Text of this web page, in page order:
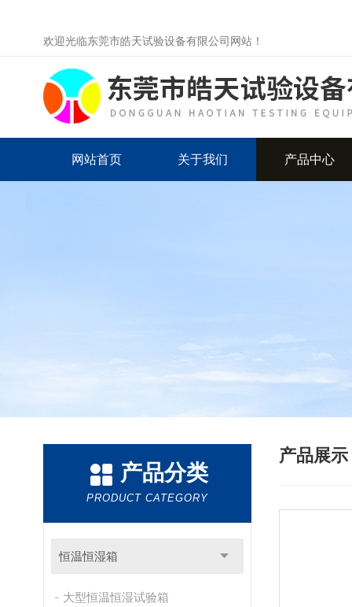
欢迎光临东莞市皓天试验设备有限公司网站！
网站首页 关于我们 产品中心
产品分类
PRODUCT CATEGORY
恒温恒湿箱
大型恒温恒湿试验箱
产品展示